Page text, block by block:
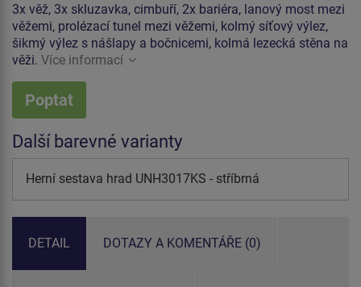
3x věž, 3x skluzavka, cimbuří, 2x bariéra, lanový most mezi
věžemi, prolézací tunel mezi věžemi, kolmý síťový výlez,
šikmý výlez s nášlapy a bočnicemi, kolmá lezecká stěna na
věži. Více informací
Poptat
Další barevné varianty
Herní sestava hrad UNH3017KS - stříbrná
DETAIL DOTAZY A KOMENTÁŘE (0)